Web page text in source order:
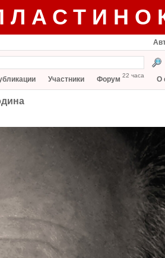
Участники Форум 22 часа О